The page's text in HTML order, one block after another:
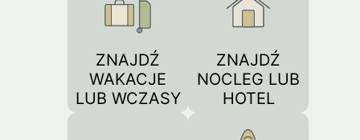
ZNAJDŹ
WAKACJE
LUB WCZASY
ZNAJDŹ
NOCLEG LUB
HOTEL